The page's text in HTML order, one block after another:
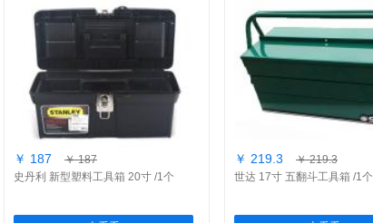
￥ 187
￥ 187
史丹利 新型塑料工具箱 20寸 /1个
￥ 219.3
￥ 219.3
世达 17寸 五翻斗工具箱 /1个